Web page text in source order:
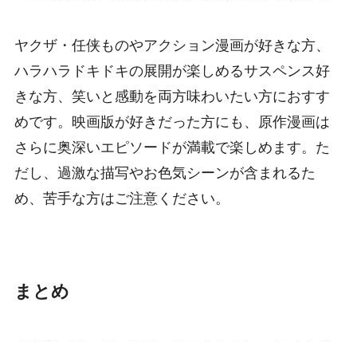
ヤクザ・任侠ものやアクション漫画が好きな方、
ハラハラドキドキの展開が楽しめるサスペンス好
きな方、笑いと感動を両方味わいたい方におすす
めです。映画版が好きだった方にも、原作漫画は
さらに奥深いエピソードが満載で楽しめます。た
だし、過激な描写やお色気シーンが含まれるた
め、苦手な方はご注意ください。
まとめ